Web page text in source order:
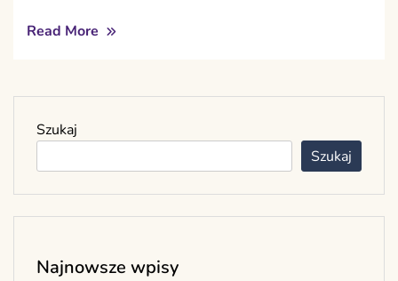
Read More
Szukaj
Szukaj
Najnowsze wpisy